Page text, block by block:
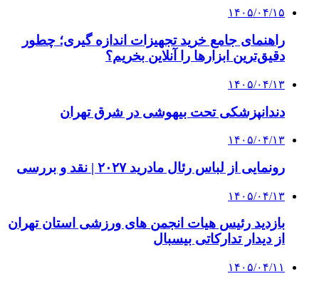
۱۴۰۵/۰۴/۱۵
راهنمای جامع خرید تجهیزات اندازه گیری؛ چطور
دقیق‌ترین ابزارها را آنلاین بخریم؟
۱۴۰۵/۰۴/۱۳
دندانپزشکی تحت بیهوشی در شرق تهران
۱۴۰۵/۰۴/۱۳
رونمایی از لباس رئال مادرید ۲۰۲۷ | نقد و بررسی
۱۴۰۵/۰۴/۱۳
بازدید رئیس هیات انجمن های ورزشی استان تهران
از دیدار تدارکاتی بیسبال
۱۴۰۵/۰۴/۱۱